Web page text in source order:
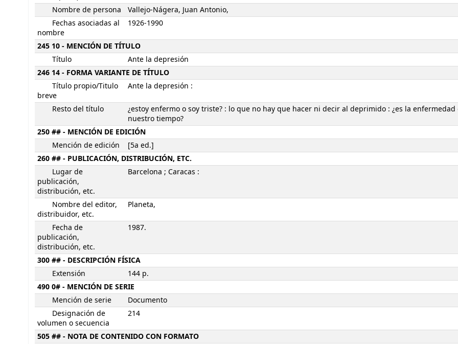
Nombre de persona
Vallejo-Nágera, Juan Antonio,
Fechas asociadas al
nombre
1926-1990
245 10 - MENCIÓN DE TÍTULO
Título
Ante la depresión
246 14 - FORMA VARIANTE DE TÍTULO
Título propio/Titulo
breve
Ante la depresión :
Resto del título
¿estoy enfermo o soy triste? : lo que no hay que hacer ni decir al deprimido : ¿es la enfermedad
nuestro tiempo?
250 ## - MENCIÓN DE EDICIÓN
Mención de edición
[5a ed.]
260 ## - PUBLICACIÓN, DISTRIBUCIÓN, ETC.
Lugar de
publicación,
distribución, etc.
Barcelona ; Caracas :
Nombre del editor,
distribuidor, etc.
Planeta,
Fecha de
publicación,
distribución, etc.
1987.
300 ## - DESCRIPCIÓN FÍSICA
Extensión
144 p.
490 0# - MENCIÓN DE SERIE
Mención de serie
Documento
Designación de
volumen o secuencia
214
505 ## - NOTA DE CONTENIDO CON FORMATO